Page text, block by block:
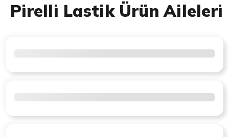
Pirelli Lastik Ürün Aileleri